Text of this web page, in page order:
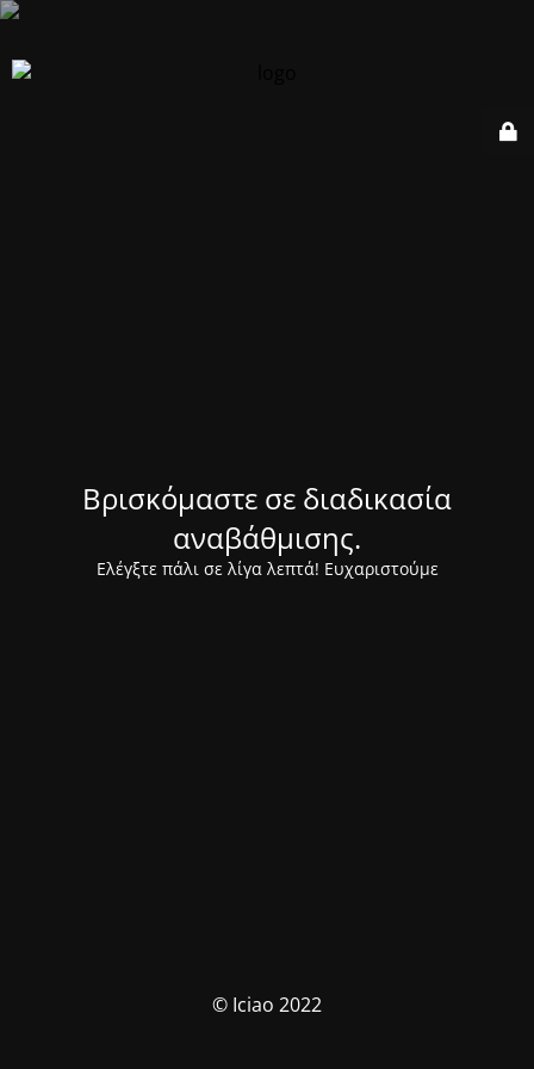
Βρισκόμαστε σε διαδικασία
αναβάθμισης.
Ελέγξτε πάλι σε λίγα λεπτά! Ευχαριστούμε
© Iciao 2022